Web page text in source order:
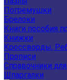
Погремушки
Брелоки
Книги пособия
Книжки
Кроссворды,
Прописи
Справочники
Шпаргалки